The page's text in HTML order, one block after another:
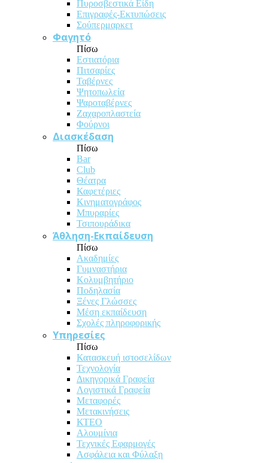
Πυροσβεστικά Είδη
Επιγραφές-Εκτυπώσεις
Σούπερμαρκετ
Φαγητό
Πίσω
Εστιατόρια
Πιτσαρίες
Ταβέρνες
Ψητοπωλεία
Ψαροταβέρνες
Ζαχαροπλαστεία
Φούρνοι
Διασκέδαση
Πίσω
Bar
Club
Θέατρα
Καφετέριες
Κινηματογράφος
Μπυραρίες
Τσιπουράδικα
Άθληση-Εκπαίδευση
Πίσω
Ακαδημίες
Γυμναστήρια
Κολυμβητήριο
Ποδηλασία
Ξένες Γλώσσες
Μέση εκπαίδευση
Σχολές πληροφορικής
Υπηρεσίες
Πίσω
Κατασκευή ιστοσελίδων
Τεχνολογία
Δικηγορικά Γραφεία
Λογιστικά Γραφεία
Μεταφορές
Μετακινήσεις
ΚΤΕΟ
Αλουμίνια
Τεχνικές Εφαρμογές
Ασφάλεια και Φύλαξη